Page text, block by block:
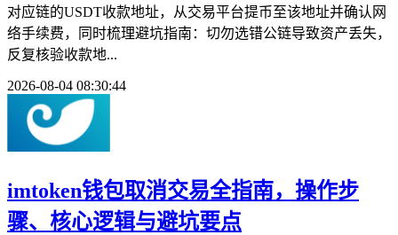
对应链的USDT收款地址，从交易平台提币至该地址并确认网
络手续费，同时梳理避坑指南：切勿选错公链导致资产丢失，
反复核验收款地...
2026-08-04 08:30:44
imtoken钱包取消交易全指南，操作步
骤、核心逻辑与避坑要点